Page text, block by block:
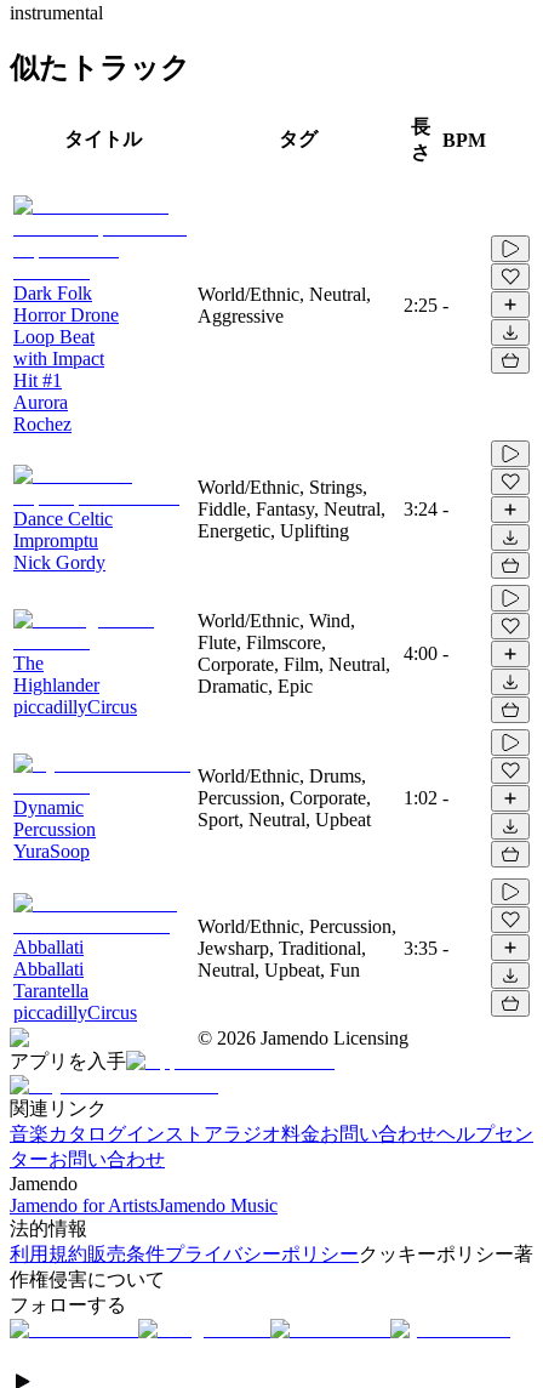
instrumental
似たトラック
タイトル タグ
長
さ
BPM
Dark Folk
Horror Drone
Loop Beat
with Impact
Hit #1
Aurora
Rochez
World/Ethnic, Neutral,
Aggressive
2:25 -
Dance Celtic
Impromptu
Nick Gordy
World/Ethnic, Strings,
Fiddle, Fantasy, Neutral,
Energetic, Uplifting
3:24 -
The
Highlander
piccadillyCircus
World/Ethnic, Wind,
Flute, Filmscore,
Corporate, Film, Neutral,
Dramatic, Epic
4:00 -
Dynamic
Percussion
YuraSoop
World/Ethnic, Drums,
Percussion, Corporate,
Sport, Neutral, Upbeat
1:02 -
Abballati
Abballati
Tarantella
piccadillyCircus
World/Ethnic, Percussion,
Jewsharp, Traditional,
Neutral, Upbeat, Fun
3:35 -
© 2026 Jamendo Licensing
アプリを入手
関連リンク
音楽カタログインストアラジオ料金お問い合わせヘルプセン
ターお問い合わせ
Jamendo
Jamendo for ArtistsJamendo Music
法的情報
利用規約販売条件プライバシーポリシークッキーポリシー著
作権侵害について
フォローする